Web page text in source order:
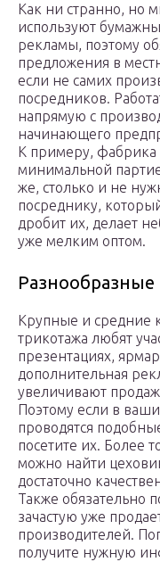
Как ни странно, но
используют
рекламы, поэтому
предложения в
если не самих
посредников.
напрямую с
начинающего
К примеру, фабрика
минимальной
же, столько и не
посреднику,
дробит их, делает
уже мелким оптом.
Крупные и средние
трикотажа любят
презентациях,
дополнительная
увеличивают
Поэтому если в
проводятся
посетите их. Более
можно найти
достаточно
Также обязательно
зачастую уже
производителей.
получите нужную